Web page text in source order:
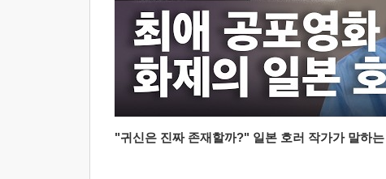
"귀신은 진짜 존재할까?" 일본 호러 작가가 말하